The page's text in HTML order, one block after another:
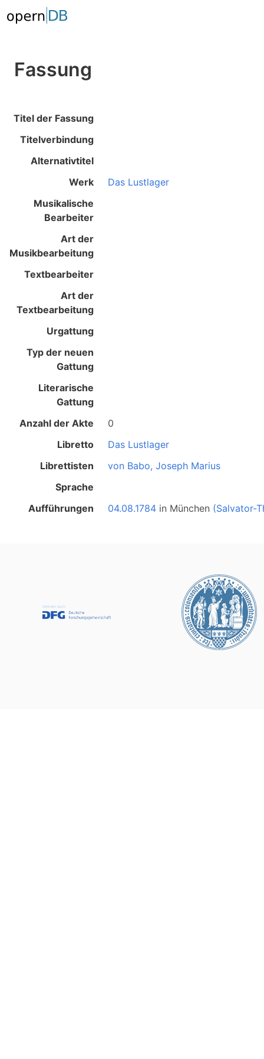
Fassung
Titel der Fassung
Titelverbindung
Alternativtitel
Werk
Das Lustlager
Musikalische
Bearbeiter
Art der
Musikbearbeitung
Textbearbeiter
Art der
Textbearbeitung
Urgattung
Typ der neuen
Gattung
Literarische
Gattung
Anzahl der Akte
0
Libretto
Das Lustlager
Librettisten
von Babo, Joseph Marius
Sprache
Aufführungen
04.08.1784 in München (Salvator-